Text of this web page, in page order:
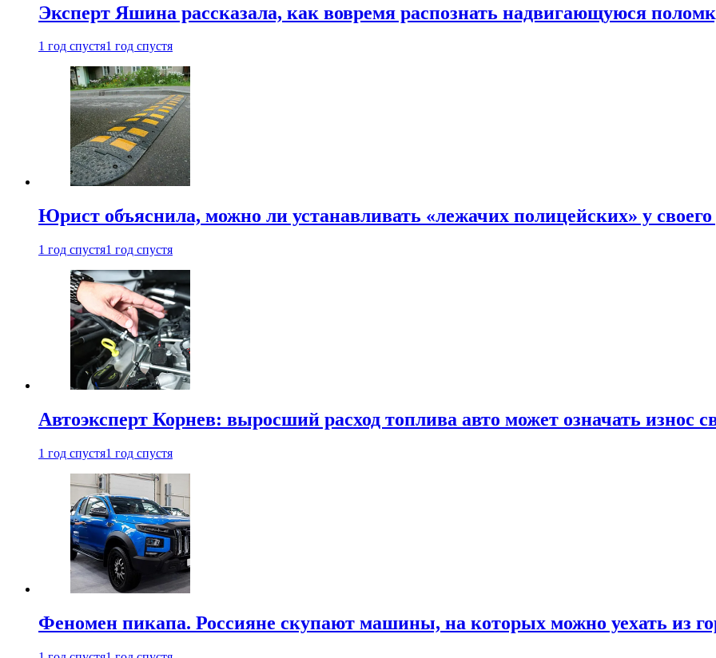
Эксперт Яшина рассказала, как вовремя распознать надвигающуюся
1 год спустя1 год спустя
Юрист объяснила, можно ли устанавливать «лежачих полицейских» у
1 год спустя1 год спустя
Автоэксперт Корнев: выросший расход топлива авто может означать износ
1 год спустя1 год спустя
Феномен пикапа. Россияне скупают машины, на которых можно уехать из